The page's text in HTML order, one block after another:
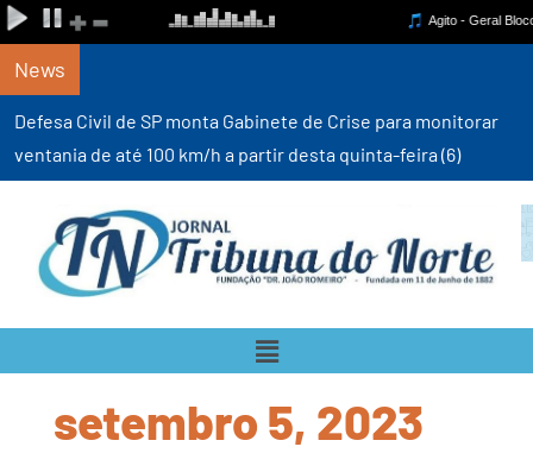
News
Defesa Civil de SP monta Gabinete de Crise para monitorar
ventania de até 100 km/h a partir desta quinta-feira (6)
setembro 5, 2023